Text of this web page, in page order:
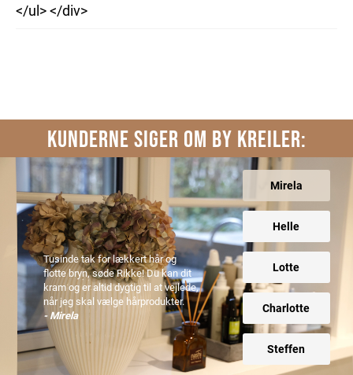
</ul> </div>
KUNDERNE SIGER OM BY KREILER:
Mirela
Helle
Lotte
Charlotte
Steffen
Tusinde tak for lækkert hår og
flotte bryn, søde Rikke! Du kan dit
kram og er altid dygtig til at vejlede,
når jeg skal vælge hårprodukter.
- Mirela